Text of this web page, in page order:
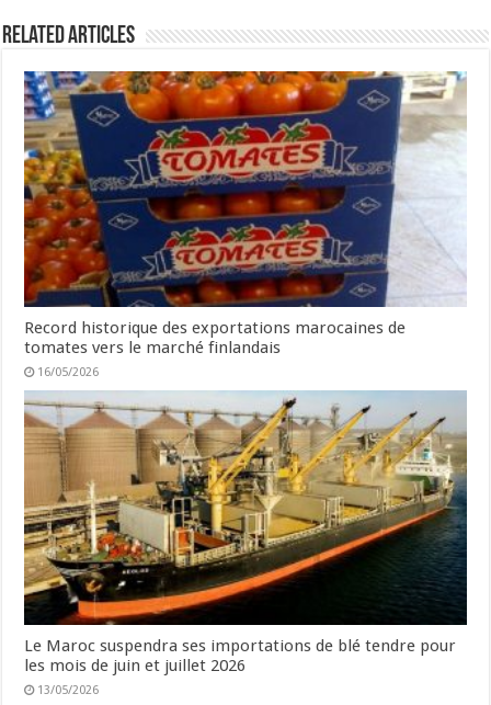
Related Articles
Record historique des exportations marocaines de
tomates vers le marché finlandais
16/05/2026
Le Maroc suspendra ses importations de blé tendre pour
les mois de juin et juillet 2026
13/05/2026